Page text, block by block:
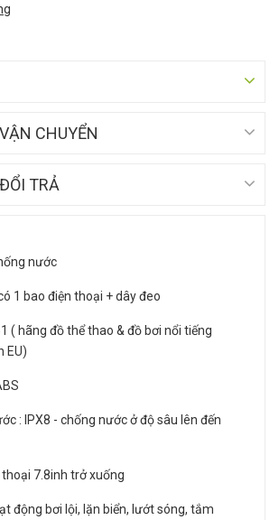
CHUYỂN
TRẢ
nước
1 bao điện thoại + dây đeo
( hãng đồ thể thao & đồ bơi nổi tiếng
EU)
: IPX8 - chống nước ở độ sâu lên đến
thoại 7.8inh trở xuống
động bơi lội, lặn biển, lướt sóng, tắm